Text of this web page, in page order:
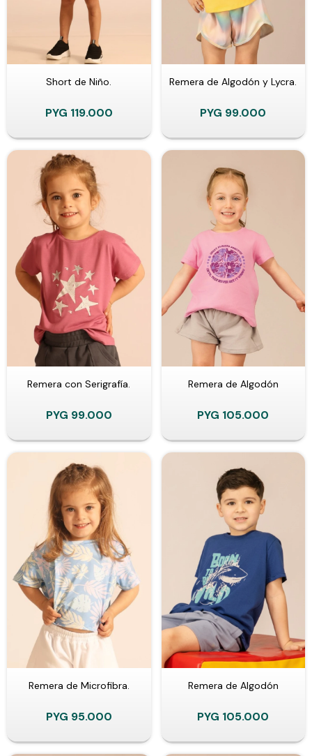
Short de Niño.
PYG 119.000
Remera de Algodón y Lycra.
PYG 99.000
Remera con Serigrafía.
PYG 99.000
Remera de Algodón
PYG 105.000
Remera de Microfibra.
PYG 95.000
Remera de Algodón
PYG 105.000